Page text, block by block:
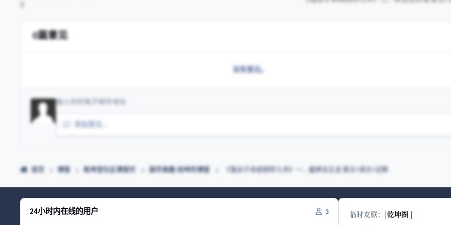
0篇意见
没有意见。
首页 博客 乾坤堂社区博客栏 国学典籍-剑坤的博客 《鬼谷子本经阴符七术》一、盛神法五龙 原文+译文+注释
24小时内在线的用户 3 临时友联： |乾坤圈 |